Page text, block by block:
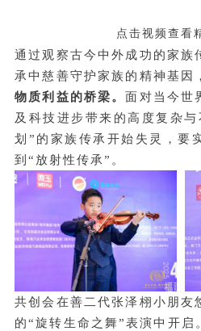
点击视频查看
通过观察古今中外成功的家族
承中慈善守护家族的精神基因
物质利益的桥梁。面对当今世
及科技进步带来的高度复杂
划”的家族传承开始失灵，要
到“放射性传承”。
共创会在善二代张泽栩小朋友
的“旋转生命之舞”表演中开启